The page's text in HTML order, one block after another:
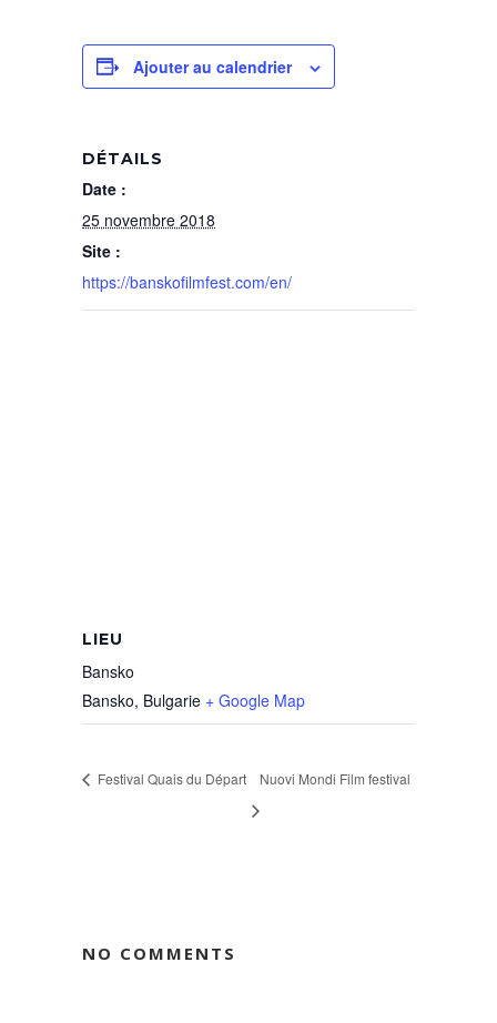
Ajouter au calendrier
DÉTAILS
Date :
25 novembre 2018
Site :
https://banskofilmfest.com/en/
LIEU
Bansko
Bansko, Bulgarie + Google Map
Festival Quais du Départ Nuovi Mondi Film festival
NO COMMENTS